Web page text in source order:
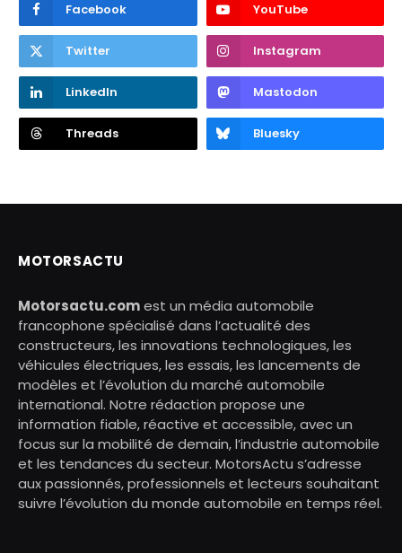
Facebook YouTube
Twitter Instagram
LinkedIn Mastodon
Threads Bluesky
MOTORSACTU
Motorsactu.comest un média automobile
francophone spécialisé dans l’actualité des
constructeurs, les innovations technologiques, les
véhicules électriques, les essais, les lancements de
modèles et l’évolution du marché automobile
international. Notre rédaction propose une
information fiable, réactive et accessible, avec un
focus sur la mobilité de demain, l’industrie automobile
et les tendances du secteur. MotorsActu s’adresse
aux passionnés, professionnels et lecteurs souhaitant
suivre l’évolution du monde automobile en temps réel.